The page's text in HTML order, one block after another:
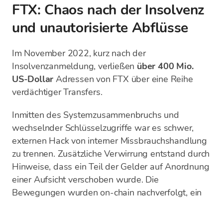
FTX: Chaos nach der Insolvenz
und unautorisierte Abflüsse
Im November 2022, kurz nach der
Insolvenzanmeldung, verließen über 400 Mio.
US-Dollar Adressen von FTX über eine Reihe
verdächtiger Transfers.
Inmitten des Systemzusammenbruchs und
wechselnder Schlüsselzugriffe war es schwer,
externen Hack von interner Missbrauchshandlung
zu trennen. Zusätzliche Verwirrung entstand durch
Hinweise, dass ein Teil der Gelder auf Anordnung
einer Aufsicht verschoben wurde. Die
Bewegungen wurden on-chain nachverfolgt, ein